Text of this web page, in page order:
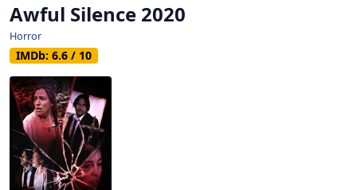
Awful Silence 2020
Horror
IMDb: 6.6 / 10